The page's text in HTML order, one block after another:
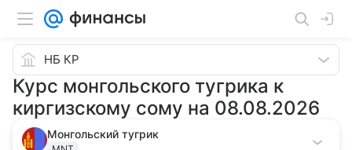
Курс монгольского тугрика к
киргизскому сому на 08.08.2026
НБ КР
Монгольский тугрик